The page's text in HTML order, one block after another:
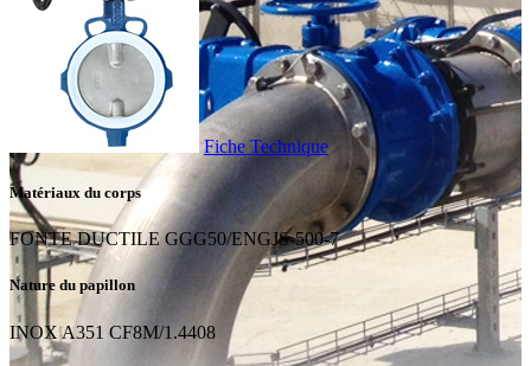
Fiche Technique
Matériaux du corps
FONTE DUCTILE GGG50/ENGJS-500-7
Nature du papillon
INOX A351 CF8M/1.4408